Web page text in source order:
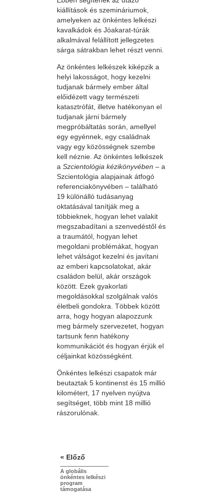
kiállítások és szemináriumok,
amelyeken az önkéntes lelkészi
kavalkádok és Jóakarat-túrák
alkalmával felállított jellegzetes
sárga sátrakban lehet részt venni.
Az önkéntes lelkészek kiképzik a
helyi lakosságot, hogy kezelni
tudjanak bármely ember által
előidézett vagy természeti
katasztrófát, illetve hatékonyan el
tudjanak járni bármely
megpróbáltatás során, amellyel
egy egyénnek, egy családnak
vagy egy közösségnek szembe
kell néznie. Az önkéntes lelkészek
a Szcientológia kézikönyvében – a
Szcientológia alapjainak átfogó
referenciakönyvében – található
19 különálló tudásanyag
oktatásával tanítják meg a
többieknek, hogyan lehet valakit
megszabadítani a szenvedéstől és
a traumától, hogyan lehet
megoldani problémákat, hogyan
lehet válságot kezelni és javítani
az emberi kapcsolatokat, akár
családon belül, akár országok
között. Ezek gyakorlati
megoldásokkal szolgálnak valós
életbeli gondokra. Többek között
arra, hogy hogyan alapozzunk
meg bármely szervezetet, hogyan
tartsunk fenn hatékony
kommunikációt és hogyan érjük el
céljainkat közösségként.
Önkéntes lelkészi csapatok már
beutaztak 5 kontinenst és 15 millió
kilométert, 17 nyelven nyújtva
segítséget, több mint 18 millió
rászorulónak.
« Előző
A globális
önkéntes lelkészi
program
támogatása